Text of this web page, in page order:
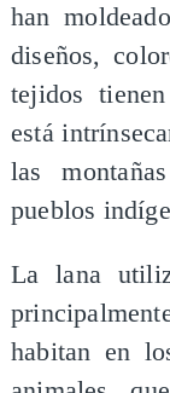
han
diseños,
tejidos
está
las
pueblos
La lana
habitan en